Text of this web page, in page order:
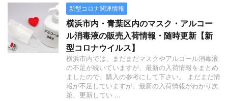
新型コロナ関連情報
横浜市内・青葉区内のマスク・アルコー
ル消毒液の販売入荷情報・随時更新【新
型コロナウイルス】
横浜市内では、まだまだマスクやアルコール消毒液
の不足が続いていますが、最新の入荷情報をまとめ
ましたので、購入の参考にして下さい。 まだまだ情
報が不足していますが、最新の入荷情報がわかり次
第、更新してい ...